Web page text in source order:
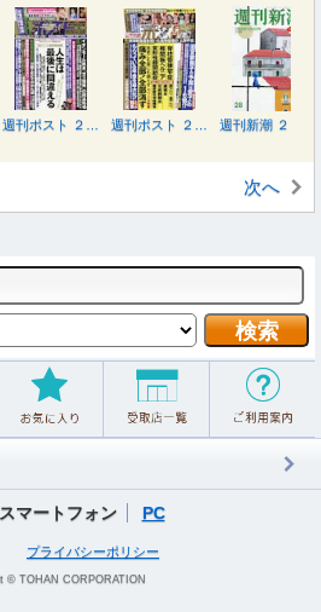
次へ
スマートフォン PC
プライバシーポリシー
© TOHAN CORPORATION